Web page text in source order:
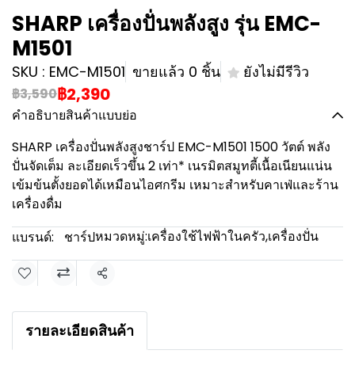
SHARP เครื่องปั่นพลังสูง รุ่น EMC-
M1501
SKU : EMC-M1501 ขายแล้ว 0 ชิ้น ยังไม่มีรีวิว
฿3,590฿2,390
คำอธิบายสินค้าแบบย่อ
SHARP เครื่องปั่นพลังสูงชาร์ป EMC-M1501 1500 วัตต์ พลัง
ปั่นจัดเต็ม ละเอียดเร็วขึ้น 2 เท่า* เนรมิตสมูทตี้เนื้อเนียนแน่น
เข้มข้นตั้งยอดได้เหมือนไอศกรีม เหมาะสำหรับคาเฟ่และร้าน
เครื่องดื่ม
แบรนด์:
ชาร์ปหมวดหมู่:เครื่องใช้ไฟฟ้าในครัว,เครื่องปั่น
แชร์
รายละเอียดสินค้า